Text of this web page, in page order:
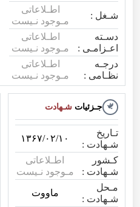
شـغل :
اطـلاعاتی
مـوجود نـیست
دسـته
اعـزامـی :
اطـلاعاتی
مـوجود نـیست
درجـه
نظـامی :
اطـلاعاتی
مـوجود نـیست
جـزئیات شـهادت
تـاریخ
شـهادت :
۱۳۶۷/۰۲/۱۰
کـشور
شـهادت :
اطـلاعاتی
مـوجود نـیست
مـحل
شـهادت :
ماووت